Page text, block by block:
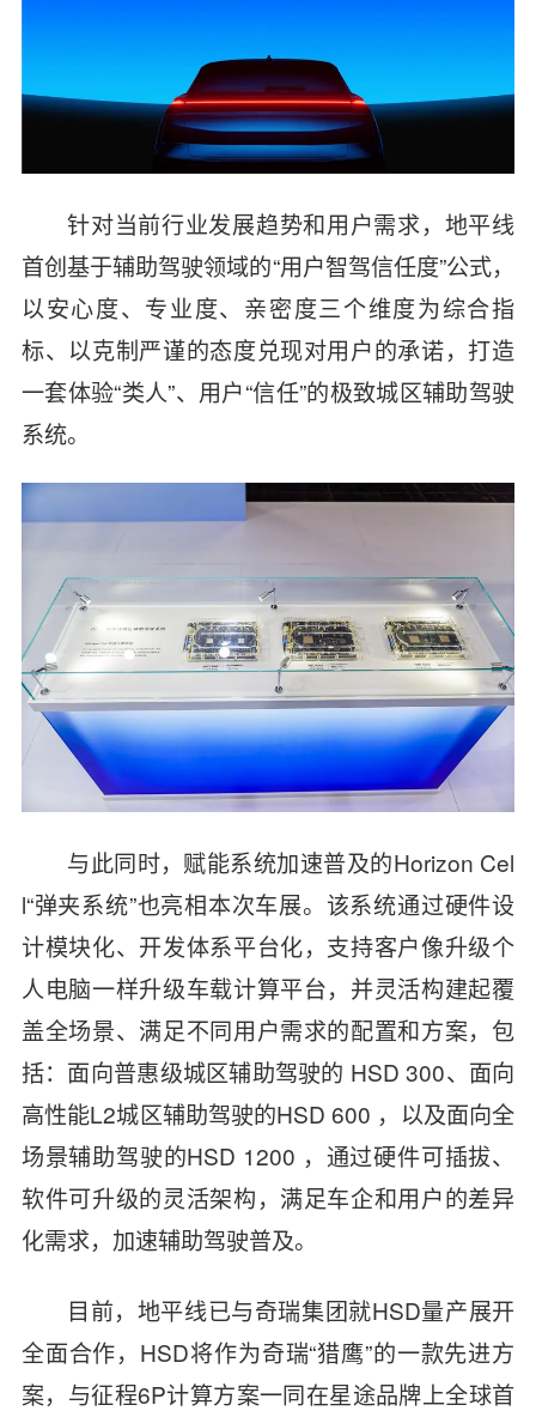
针对当前行业发展趋势和用户需求，地平线
首创基于辅助驾驶领域的“用户智驾信任度”公式，
以安心度、专业度、亲密度三个维度为综合指
标、以克制严谨的态度兑现对用户的承诺，打造
一套体验“类人”、用户“信任”的极致城区辅助驾驶
系统。
与此同时，赋能系统加速普及的Horizon Cel
l“弹夹系统”也亮相本次车展。该系统通过硬件设
计模块化、开发体系平台化，支持客户像升级个
人电脑一样升级车载计算平台，并灵活构建起覆
盖全场景、满足不同用户需求的配置和方案，包
括：面向普惠级城区辅助驾驶的 HSD 300、面向
高性能L2城区辅助驾驶的HSD 600 ，以及面向全
场景辅助驾驶的HSD 1200 ，通过硬件可插拔、
软件可升级的灵活架构，满足车企和用户的差异
化需求，加速辅助驾驶普及。
目前，地平线已与奇瑞集团就HSD量产展开
全面合作，HSD将作为奇瑞“猎鹰”的一款先进方
案，与征程6P计算方案一同在星途品牌上全球首